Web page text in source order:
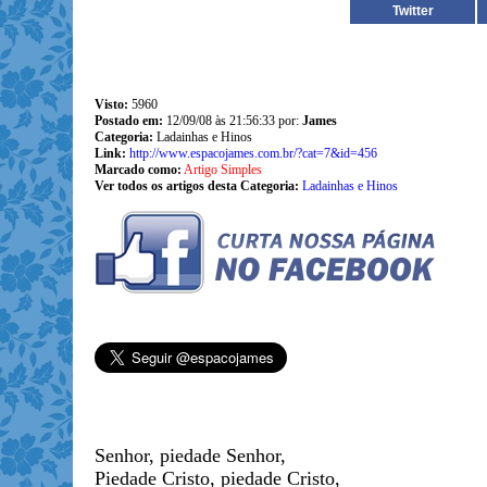
Twitter
Visto: 5960
Postado em: 12/09/08 às 21:56:33 por: James
Categoria: Ladainhas e Hinos
Link: http://www.espacojames.com.br/?cat=7&id=456
Marcado como: Artigo Simples
Ver todos os artigos desta Categoria: Ladainhas e Hinos
Senhor, piedade Senhor,
Piedade Cristo, piedade Cristo,